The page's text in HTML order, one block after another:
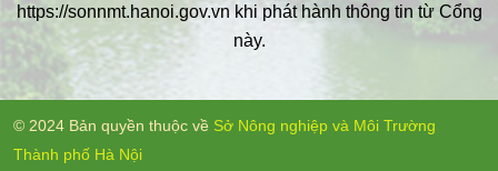
https://sonnmt.hanoi.gov.vn khi phát hành thông tin từ Cổng
này.
© 2024 Bản quyền thuộc về Sở Nông nghiệp và Môi Trường
Thành phố Hà Nội